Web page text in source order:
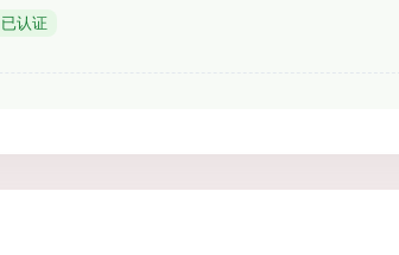
已认证